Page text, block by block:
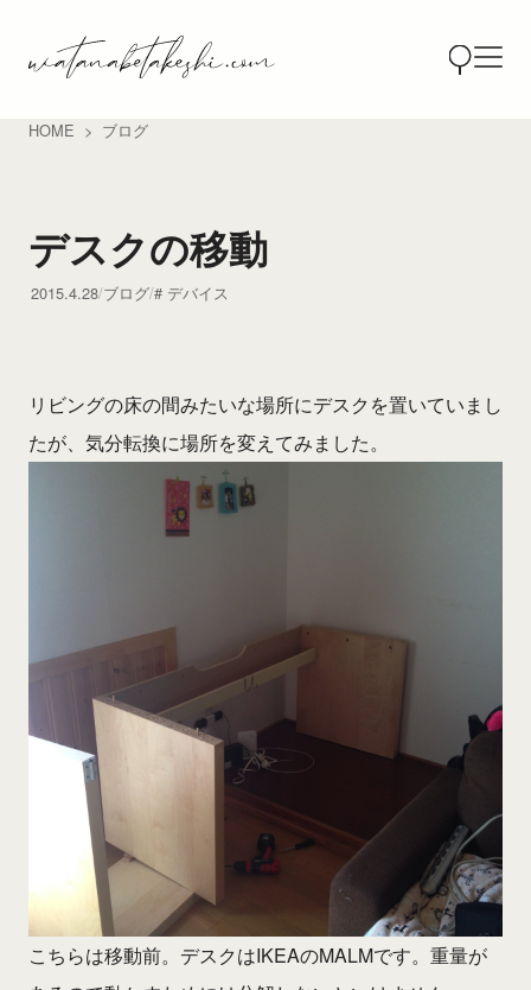
HOME ブログ
デスクの移動
2015.4.28 ブログ デバイス
リビングの床の間みたいな場所にデスクを置いていまし
たが、気分転換に場所を変えてみました。
こちらは移動前。デスクはIKEAのMALMです。重量が